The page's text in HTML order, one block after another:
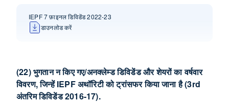
IEPF 7 फ़ाइनल डिविडेंड 2022-23
डाउनलोड करें
(22) भुगतान न किए गए/अनक्लेम्‍ड डिविडेंड और शेयरों का वर्षवार
विवरण, जिन्‍हें IEPF अथॉरिटी को ट्रांसफर किया जाना है (3rd
अंतरिम डिविडेंड 2016-17).